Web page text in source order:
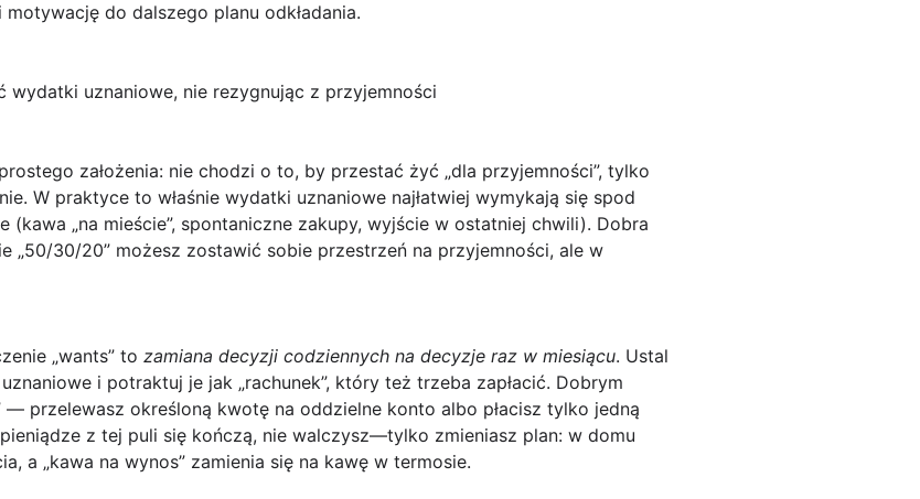
do dalszego planu odkładania.
wydatki uznaniowe, nie rezygnując z przyjemności
założenia: nie chodzi o to, by przestać żyć „dla przyjemności”, tylko
W praktyce to właśnie wydatki uznaniowe najłatwiej wymykają się spod
„na mieście”, spontaniczne zakupy, wyjście w ostatniej chwili). Dobra
„50/30/20” możesz zostawić sobie przestrzeń na przyjemności, ale w
„wants” to zamiana decyzji codziennych na decyzje raz w miesiącu. Ustal
i potraktuj je jak „rachunek”, który też trzeba zapłacić. Dobrym
— przelewasz określoną kwotę na oddzielne konto albo płacisz tylko jedną
z tej puli się kończą, nie walczysz—tylko zmieniasz plan: w domu
a „kawa na wynos” zamienia się na kawę w termosie.